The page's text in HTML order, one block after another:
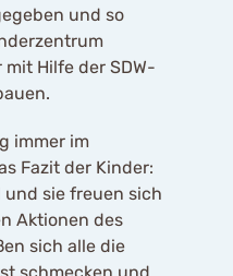
und so
Hilfe der SDW-
immer im
Fazit der Kinder:
sie freuen sich
Aktionen des
sich alle die